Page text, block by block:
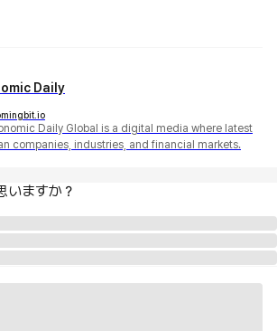
Daily
Daily Global is a digital media where latest
companies, industries, and financial markets.
いますか？